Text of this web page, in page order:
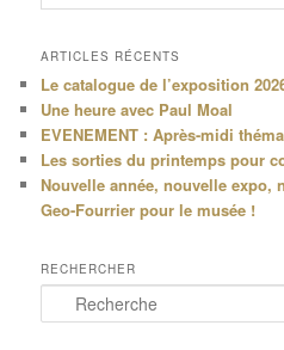
ARTICLES RÉCENTS
Le catalogue de l’exposition
Une heure avec Paul Moal
EVENEMENT : Après-midi
Les sorties du printemps pour
Nouvelle année, nouvelle expo,
Geo-Fourrier pour le musée !
RECHERCHER
e